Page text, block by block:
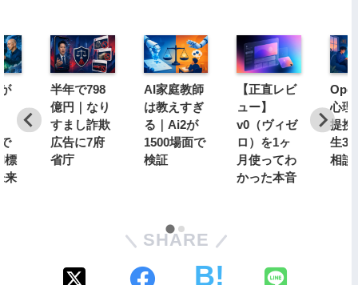
標
来
半年で798
億円｜なり
すまし詐欺
広告に7府
省庁
AI家庭教師
は教えすぎ
る｜Ai2が
1500場面で
検証
【正直レビ
ュー】
v0（ヴィゼ
ロ）を1ヶ
月使ってわ
かった本音
心理
提携
生3
相談
SHARE